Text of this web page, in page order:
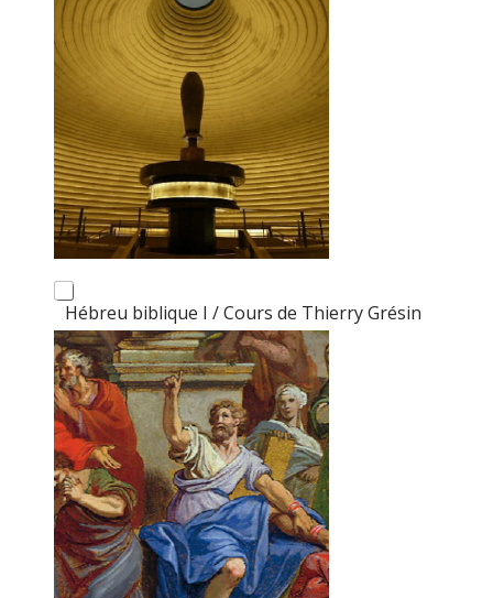
Hébreu biblique I / Cours de Thierry Grésin